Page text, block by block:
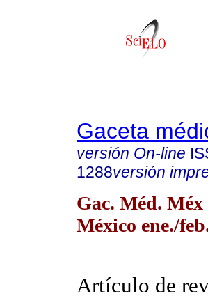
Gaceta
versión On-line
1288versión
Gac. Méd.
México ene./
Artículo de